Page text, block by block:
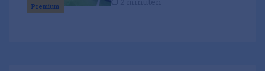
Premium